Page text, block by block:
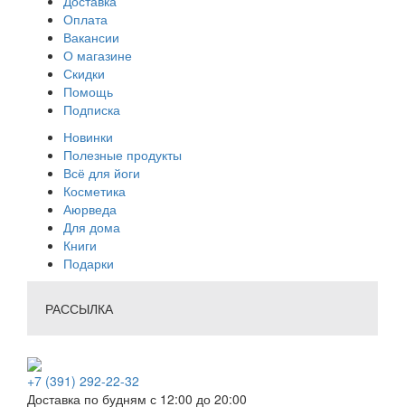
Оплата
Вакансии
О магазине
Скидки
Помощь
Подписка
Новинки
Полезные продукты
Всё для йоги
Косметика
Аюрведа
Для дома
Книги
Подарки
РАССЫЛКА
+7 (391) 292-22-32
Доставка по будням с 12:00 до 20:00